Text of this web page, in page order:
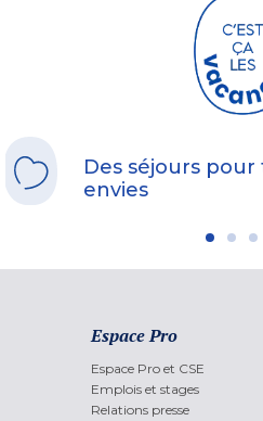
Des séjours
envies
Espace Pro
Espace Pro et CSE
Emplois et stages
Relations presse